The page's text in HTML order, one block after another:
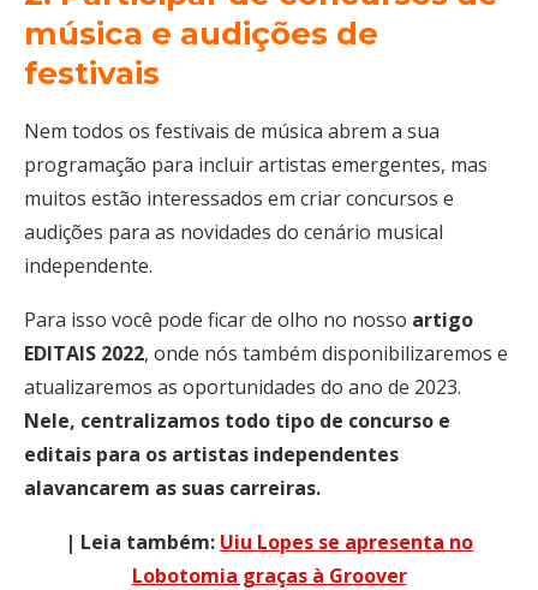
música e audições de
festivais
Nem todos os festivais de música abrem a sua
programação para incluir artistas emergentes, mas
muitos estão interessados em criar concursos e
audições para as novidades do cenário musical
independente.
Para isso você pode ficar de olho no nosso artigo
EDITAIS 2022, onde nós também disponibilizaremos e
atualizaremos as oportunidades do ano de 2023.
Nele, centralizamos todo tipo de concurso e
editais para os artistas independentes
alavancarem as suas carreiras.
| Leia também: Uiu Lopes se apresenta no
Lobotomia graças à Groover